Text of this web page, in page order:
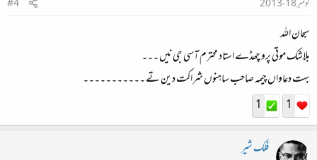
نومبر 18، 2013
#4
سبحان اللہ
بلاشک موتی پرو چھڈے استاد محترم آسی جی نیں ۔۔۔
بہت دعاواں چیمہ صاحب ساہنوں شراکت دین تے ۔۔۔۔۔۔۔۔۔۔۔
1
1
فلک شیر